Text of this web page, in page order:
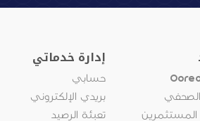
الصحفي
المستثمرين
إدارة خدماتي
حسابي
بريدي الإلكتروني
تعبئة الرصيد